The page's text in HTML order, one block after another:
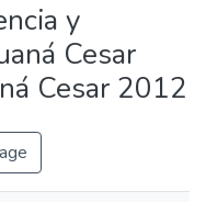
y
Cesar
Cesar 2012